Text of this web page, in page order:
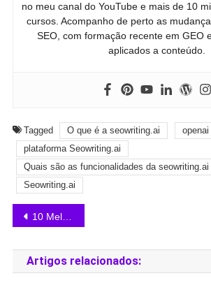
no meu canal do YouTube e mais de 10
cursos. Acompanho de perto as
SEO, com formação recente em GEO
aplicados a conteúdo.
Tagged O que é a seowriting.ai
plataforma Seowriting.ai
Quais são as funcionalidades da seowriting.ai
Seowriting.ai
10 Melhores Ferramentas de Reescrita de Texto Usando Inteligência Artificial
Artigos relacionados: